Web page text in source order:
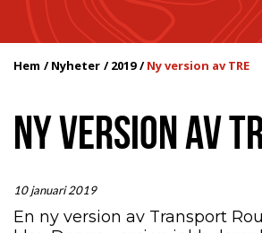
Hem Nyheter 2019 Ny version av TRE
NY VERSION AV
10 januari 2019
En ny version av Transport